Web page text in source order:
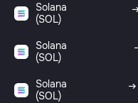
Solana
(SOL)
Solana
(SOL)
Solana
(SOL)